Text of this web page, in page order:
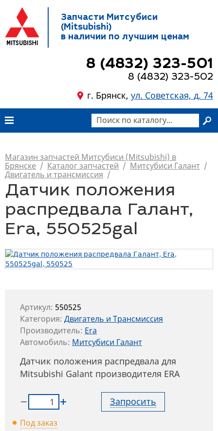
Запчасти Митсубиси
(Mitsubishi)
в наличии по лучшим ценам
8 (4832) 323-501
8 (4832) 323-502
г. Брянск, ул. Советская, д. 74
Магазин запчастей Митсубиси (Mitsubishi) в
Брянске / Каталог запчастей / Митсубиси Галант /
Двигатель и трансмиссия /
Датчик положения
распредвала Галант,
Era, 550525gal
Артикул: 550525
Категория: Двигатель и Трансмиссия
Производитель: Era
Автомобиль: Митсубиси Галант
Датчик положения распредвала для
Mitsubishi Galant производителя ERA
Запросить
Под заказ